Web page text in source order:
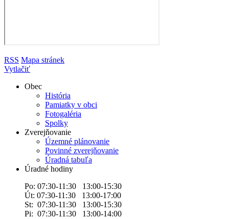
RSS Mapa stránek
Vytlačiť
Obec
História
Pamiatky v obci
Fotogaléria
Spolky
Zverejňovanie
Územné plánovanie
Povinné zverejňovanie
Úradná tabuľa
Úradné hodiny
Po: 07:30-11:30 13:00-15:30
Út: 07:30-11:30 13:00-17:00
St: 07:30-11:30 13:00-15:30
Pi: 07:30-11:30 13:00-14:00